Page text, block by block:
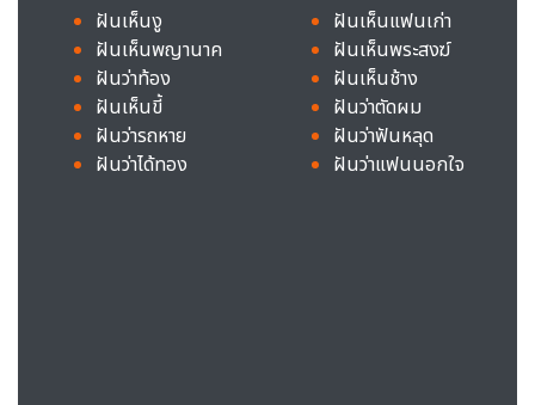
ฝันเห็นงู
ฝันเห็นพญานาค
ฝันว่าท้อง
ฝันเห็นขี้
ฝันว่ารถหาย
ฝันว่าได้ทอง
ฝันเห็นแฟนเก่า
ฝันเห็นพระสงฆ์
ฝันเห็นช้าง
ฝันว่าตัดผม
ฝันว่าฟันหลุด
ฝันว่าแฟนนอกใจ